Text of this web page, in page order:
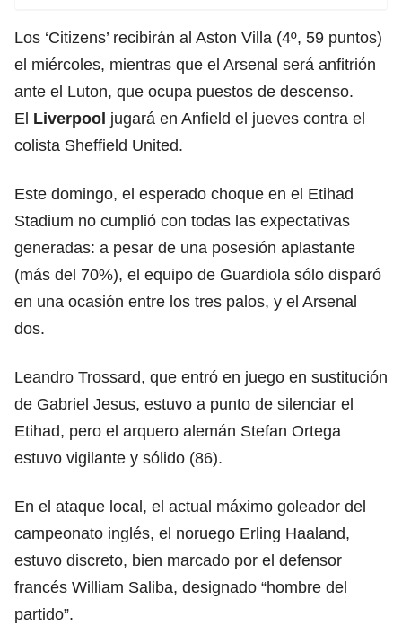
Los ‘Citizens’ recibirán al Aston Villa (4º, 59 puntos)
el miércoles, mientras que el Arsenal será anfitrión
ante el Luton, que ocupa puestos de descenso.
El Liverpool jugará en Anfield el jueves contra el
colista Sheffield United.
Este domingo, el esperado choque en el Etihad
Stadium no cumplió con todas las expectativas
generadas: a pesar de una posesión aplastante
(más del 70%), el equipo de Guardiola sólo disparó
en una ocasión entre los tres palos, y el Arsenal
dos.
Leandro Trossard, que entró en juego en sustitución
de Gabriel Jesus, estuvo a punto de silenciar el
Etihad, pero el arquero alemán Stefan Ortega
estuvo vigilante y sólido (86).
En el ataque local, el actual máximo goleador del
campeonato inglés, el noruego Erling Haaland,
estuvo discreto, bien marcado por el defensor
francés William Saliba, designado “hombre del
partido”.